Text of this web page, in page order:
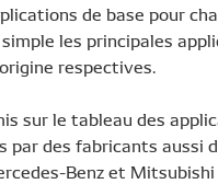
de base pour
les principales
respectives.
sur le tableau des
des fabricants aussi
Benz et